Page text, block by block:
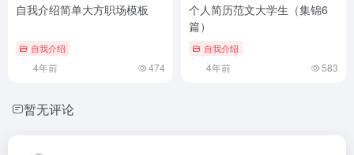
自我介绍简单大方职场模板
自我介绍
4年前 474
个人简历范文大学生（集锦6
篇）
自我介绍
4年前 583
暂无评论